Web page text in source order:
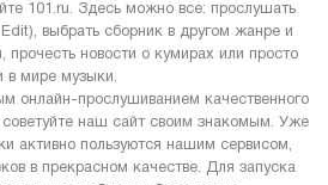
101.ru. Здесь можно все: прослушать
выбрать сборник в другом жанре и
прочесть новости о кумирах или просто
в мире музыки.
онлайн-прослушиванием качественного
советуйте наш сайт своим знакомым. Уже
активно пользуются нашим сервисом,
в прекрасном качестве. Для запуска